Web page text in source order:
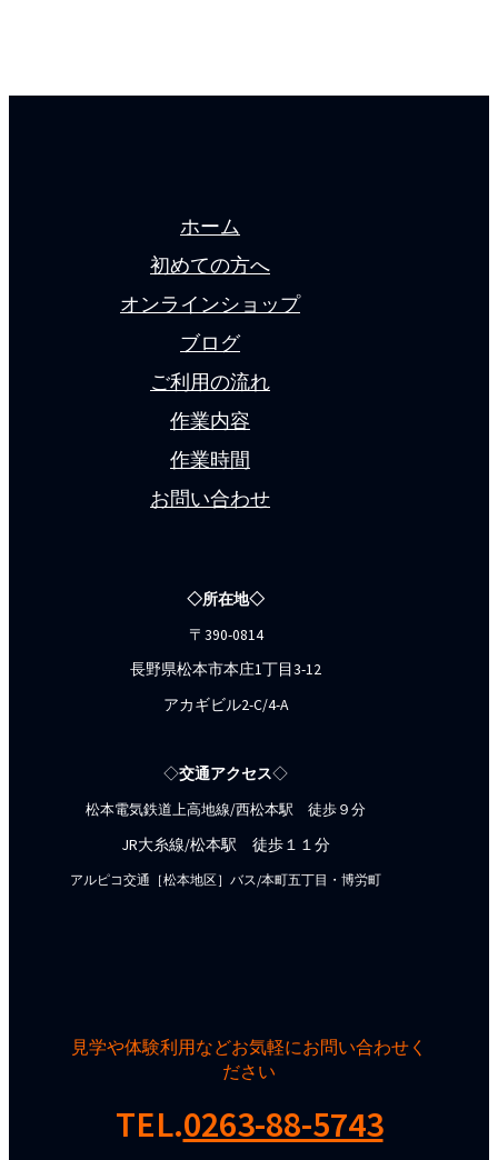
ホーム
初めての方へ
オンラインショップ
ブログ
ご利用の流れ
作業内容
作業時間
お問い合わせ
◇所在地◇
〒390-0814
長野県松本市本庄1丁目3-12
アカギビル2-C/4-A
◇交通アクセス◇
松本電気鉄道上高地線/西松本駅 徒歩９分
JR大糸線/松本駅 徒歩１１分
アルピコ交通［松本地区］バス/本町五丁目・博労町
見学や体験利用などお気軽にお問い合わせく
ださい
TEL.0263-88-5743